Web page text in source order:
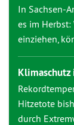
In Sachsen-
es im
einziehen,
Hitzetote
durch